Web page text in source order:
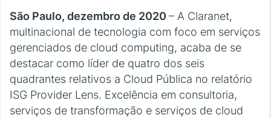
São Paulo, dezembro de 2020 – A Claranet,
multinacional de tecnologia com foco em serviços
gerenciados de cloud computing, acaba de se
destacar como líder de quatro dos seis
quadrantes relativos a Cloud Pública no relatório
ISG Provider Lens. Excelência em consultoria,
serviços de transformação e serviços de cloud